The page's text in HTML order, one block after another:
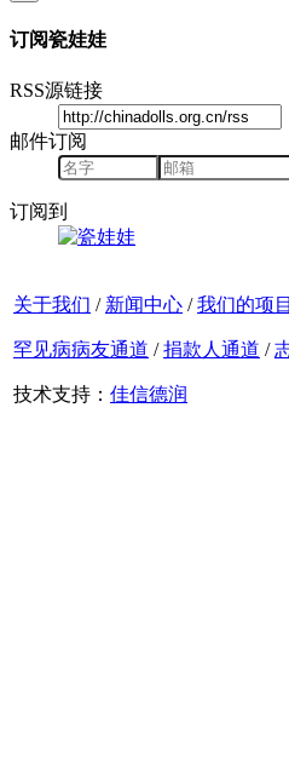
订阅瓷娃娃
RSS源链接
邮件订阅
订阅到
关于我们 / 新闻中心 / 我们的项目
罕见病病友通道 / 捐款人通道 /
技术支持： 佳信德润